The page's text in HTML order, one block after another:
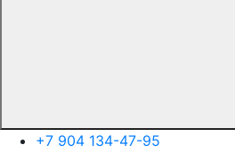
+7 904 134-47-95